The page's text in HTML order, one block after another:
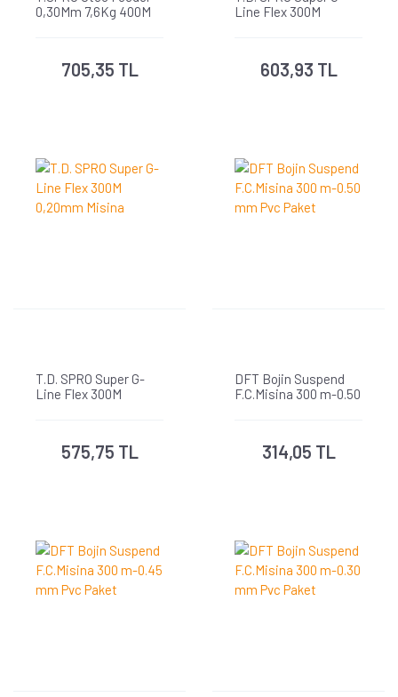
0,30Mm 7,6Kg 400M
705,35 TL
Line Flex 300M
603,93 TL
T.D. SPRO Super G-
Line Flex 300M
575,75 TL
DFT Bojin Suspend
F.C.Misina 300 m-0.50
314,05 TL